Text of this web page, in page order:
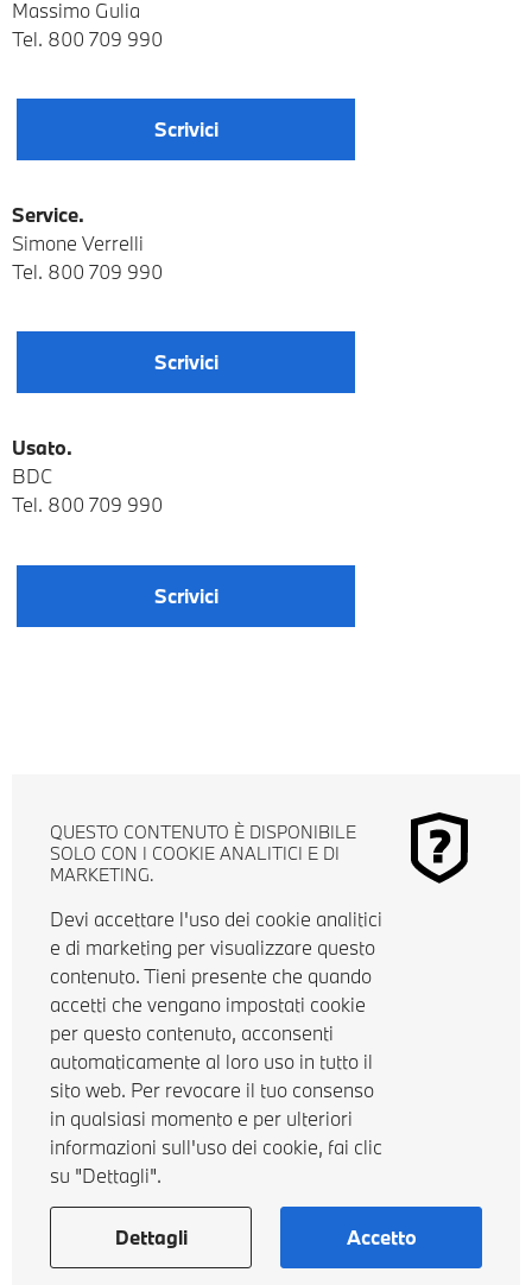
Massimo Gulia
Tel. 800 709 990
Scrivici
Service.
Simone Verrelli
Tel. 800 709 990
Scrivici
Usato.
BDC
Tel. 800 709 990
Scrivici
QUESTO CONTENUTO È DISPONIBILE
SOLO CON I COOKIE ANALITICI E DI
MARKETING.
Devi accettare l'uso dei cookie analitici
e di marketing per visualizzare questo
contenuto. Tieni presente che quando
accetti che vengano impostati cookie
per questo contenuto, acconsenti
automaticamente al loro uso in tutto il
sito web. Per revocare il tuo consenso
in qualsiasi momento e per ulteriori
informazioni sull'uso dei cookie, fai clic
su "Dettagli".
Dettagli Accetto